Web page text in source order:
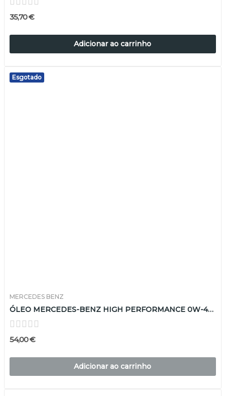
35,70 €
Adicionar ao carrinho
Esgotado
MERCEDES BENZ
ÓLEO MERCEDES-BENZ HIGH PERFORMANCE 0W-40 5L
54,00 €
Adicionar ao carrinho